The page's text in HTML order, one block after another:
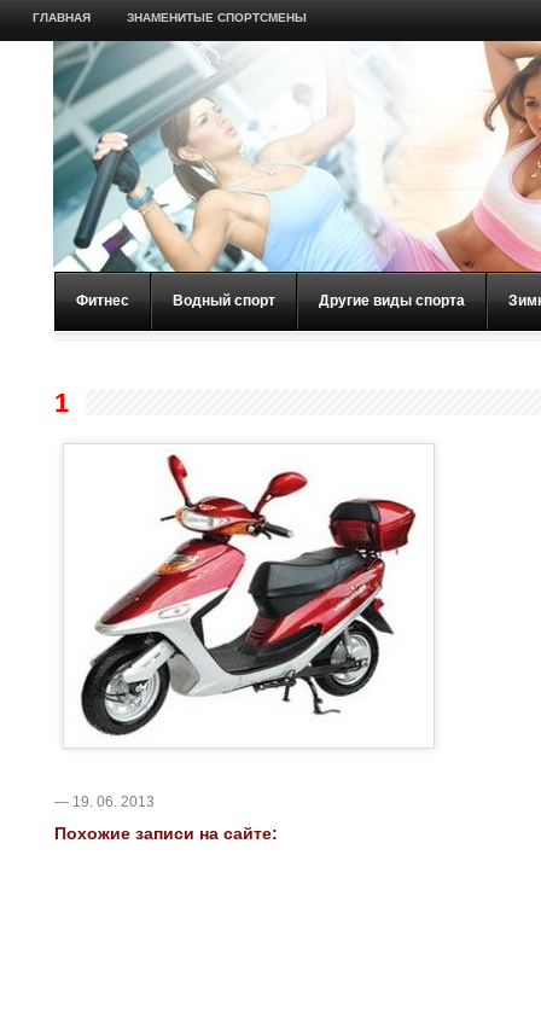
ГЛАВНАЯ ЗНАМЕНИТЫЕ СПОРТСМЕНЫ
Фитнес Водный спорт Другие виды спорта
1
— 19. 06. 2013
Похожие записи на сайте: